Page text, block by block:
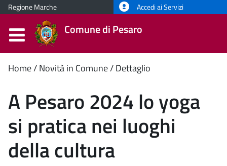
Regione Marche Accedi ai Servizi
Comune di Pesaro
Contenuto
principale
Home Novità in Comune Dettaglio
A Pesaro 2024 lo yoga
si pratica nei luoghi
della cultura